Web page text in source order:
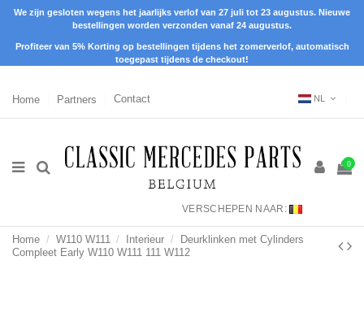
We zijn gesloten wegens het jaarlijks verlof van 27 juli tot 23 augustus. Nieuwe
bestellingen worden verzonden vanaf 24 augustus.
Profiteer van 5% Korting op bestellingen tijdens het zomerverlof, automatisch
toegepast tijdens de checkout!
Home Partners Contact NL
0
VERSCHEPEN NAAR:
Home W110 W111 Interieur
Deurklinken met Cylinders
Compleet Early W110 W111 111 W112